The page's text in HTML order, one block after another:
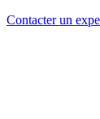
Contacter un